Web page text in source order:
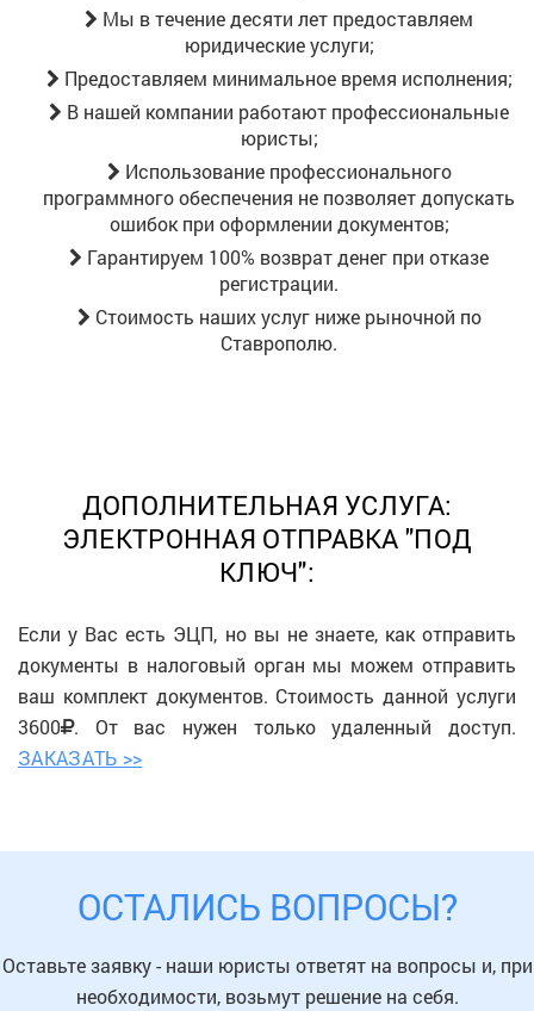
Мы в течение десяти лет предоставляем
юридические услуги;
Предоставляем минимальное время исполнения;
В нашей компании работают профессиональные
юристы;
Использование профессионального
программного обеспечения не позволяет допускать
ошибок при оформлении документов;
Гарантируем 100% возврат денег при отказе
регистрации.
Стоимость наших услуг ниже рыночной по
Ставрополю.
ДОПОЛНИТЕЛЬНАЯ УСЛУГА:
ЭЛЕКТРОННАЯ ОТПРАВКА "ПОД
КЛЮЧ":
Если у Вас есть ЭЦП, но вы не знаете, как отправить
документы в налоговый орган мы можем отправить
ваш комплект документов. Стоимость данной услуги
3600 . От вас нужен только удаленный доступ.
ЗАКАЗАТЬ >>
ОСТАЛИСЬ ВОПРОСЫ?
Оставьте заявку - наши юристы ответят на вопросы и, при
необходимости, возьмут решение на себя.